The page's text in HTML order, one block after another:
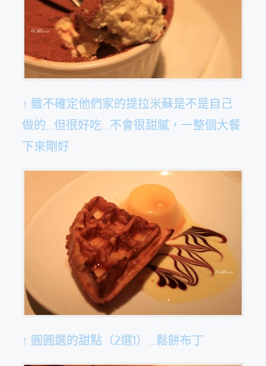
↑ 雖不確定他們家的提拉米蘇是不是自己
做的…但很好吃…不會很甜膩，一整個大餐
下來剛好
↑ 圓圓選的甜點（2選1）…鬆餅布丁